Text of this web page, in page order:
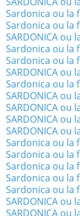
Sardonica ou la
Sardonica ou la
SARDONICA ou
Sardonica ou la
Sardonica ou la
SARDONICA ou
Sardonica ou la
SARDONICA ou
SARDONICA ou
SARDONICA ou
SARDONICA ou
Sardonica ou la
Sardonica ou la
Sardonica ou la
Sardonica ou la
Sardonica ou la
SARDONICA ou
SARDONICA ou